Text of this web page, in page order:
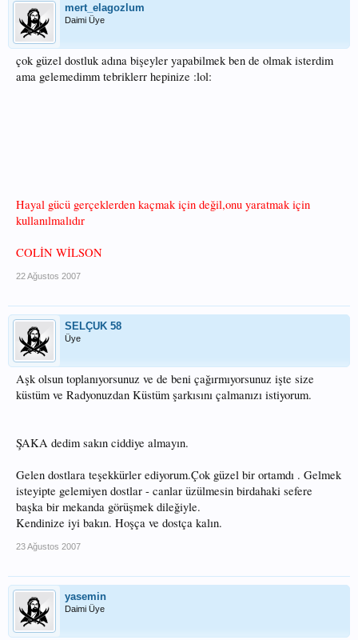
mert_elagozlum
Daimi Üye
çok güzel dostluk adına bişeyler yapabilmek ben de olmak isterdim
ama gelemedimm tebriklerr hepinize :lol:
Hayal gücü gerçeklerden kaçmak için değil,onu yaratmak için
kullanılmalıdır
COLİN WİLSON
22 Ağustos 2007
SELÇUK 58
Üye
Aşk olsun toplanıyorsunuz ve de beni çağırmıyorsunuz işte size
küstüm ve Radyonuzdan Küstüm şarkısını çalmanızı istiyorum.
ŞAKA dedim sakın ciddiye almayın.
Gelen dostlara teşekkürler ediyorum.Çok güzel bir ortamdı . Gelmek
isteyipte gelemiyen dostlar - canlar üzülmesin birdahaki sefere
başka bir mekanda görüşmek dileğiyle.
Kendinize iyi bakın. Hoşça ve dostça kalın.
23 Ağustos 2007
yasemin
Daimi Üye